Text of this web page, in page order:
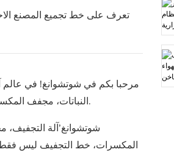
تعرف على خط تجميع المصنع
مرحبا بكم في شوتشوانغ! في
النباتات، مجفف المكسرات، منتجات خط التجفيف، نحن نعرض بكل فخر خطوط تجميع المصنع الاحترافية لتزويدك بجودة فائقة و إنتاج فعال.
شوتشوانغ’آلة
المكسرات، خط التجفيف ليس فقط